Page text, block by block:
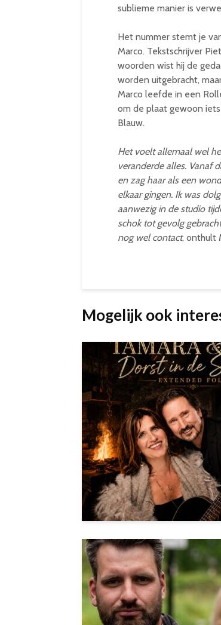
sublieme manier is
Het nummer stemt je
Marco. Tekstschrijver
woorden wist hij de
worden uitgebracht,
Marco leefde in een
om de plaat gewoon
Blauw.
Het voelt allemaal wel
veranderde alles. Vanaf
en zag haar als een
elkaar gingen. Ik was
aanwezig in de studio
schok tot gevolg
nog wel contact, onthult
Mogelijk ook